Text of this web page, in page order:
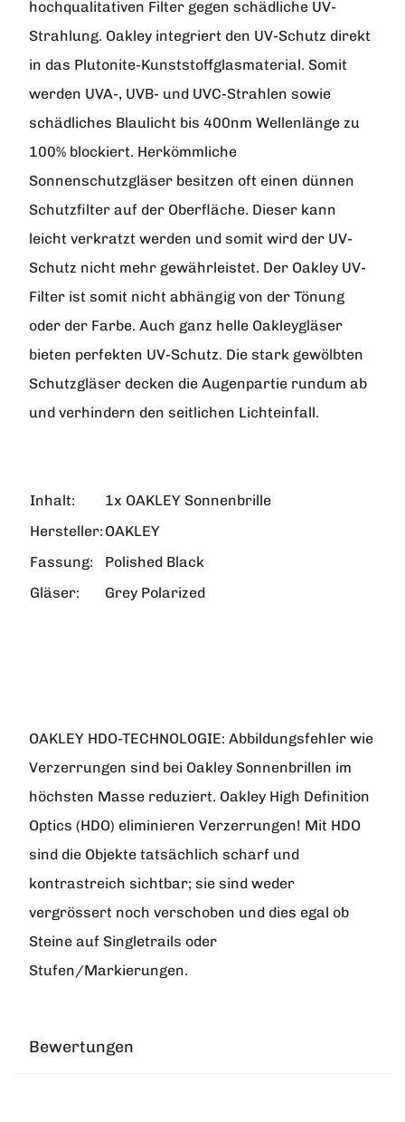
hochqualitativen Filter gegen schädliche UV-
Strahlung. Oakley integriert den UV-Schutz direkt
in das Plutonite-Kunststoffglasmaterial. Somit
werden UVA-, UVB- und UVC-Strahlen sowie
schädliches Blaulicht bis 400nm Wellenlänge zu
100% blockiert. Herkömmliche
Sonnenschutzgläser besitzen oft einen dünnen
Schutzfilter auf der Oberfläche. Dieser kann
leicht verkratzt werden und somit wird der UV-
Schutz nicht mehr gewährleistet. Der Oakley UV-
Filter ist somit nicht abhängig von der Tönung
oder der Farbe. Auch ganz helle Oakleygläser
bieten perfekten UV-Schutz. Die stark gewölbten
Schutzgläser decken die Augenpartie rundum ab
und verhindern den seitlichen Lichteinfall.
Inhalt:
1x OAKLEY Sonnenbrille
Hersteller: OAKLEY
Fassung:
Polished Black
Gläser:
Grey Polarized
OAKLEY HDO-TECHNOLOGIE: Abbildungsfehler wie
Verzerrungen sind bei Oakley Sonnenbrillen im
höchsten Masse reduziert. Oakley High Definition
Optics (HDO) eliminieren Verzerrungen! Mit HDO
sind die Objekte tatsächlich scharf und
kontrastreich sichtbar; sie sind weder
vergrössert noch verschoben und dies egal ob
Steine auf Singletrails oder
Stufen/Markierungen.
Bewertungen